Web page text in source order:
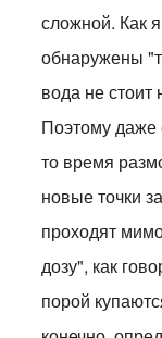
сложной. Как
обнаружены
вода не стоит
Поэтому даже
то время
новые точки
проходят
дозу", как
порой